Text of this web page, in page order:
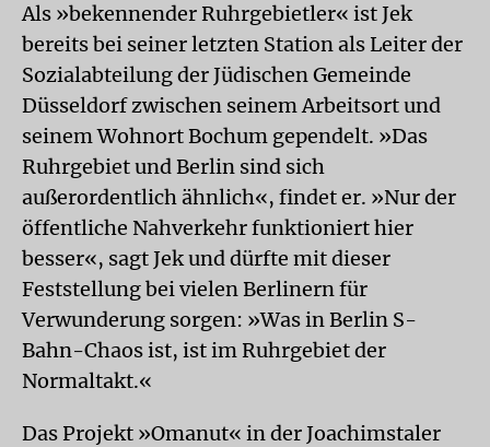
Als »bekennender Ruhrgebietler« ist Jek
bereits bei seiner letzten Station als Leiter der
Sozialabteilung der Jüdischen Gemeinde
Düsseldorf zwischen seinem Arbeitsort und
seinem Wohnort Bochum gependelt. »Das
Ruhrgebiet und Berlin sind sich
außerordentlich ähnlich«, findet er. »Nur der
öffentliche Nahverkehr funktioniert hier
besser«, sagt Jek und dürfte mit dieser
Feststellung bei vielen Berlinern für
Verwunderung sorgen: »Was in Berlin S-
Bahn-Chaos ist, ist im Ruhrgebiet der
Normaltakt.«
Das Projekt »Omanut« in der Joachimstaler